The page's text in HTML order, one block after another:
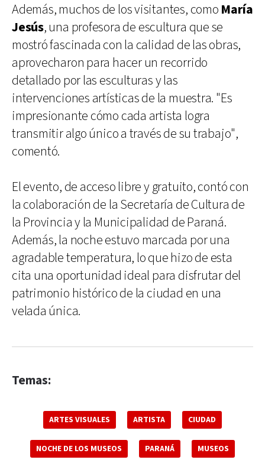
Además, muchos de los visitantes, como María
Jesús, una profesora de escultura que se
mostró fascinada con la calidad de las obras,
aprovecharon para hacer un recorrido
detallado por las esculturas y las
intervenciones artísticas de la muestra. "Es
impresionante cómo cada artista logra
transmitir algo único a través de su trabajo",
comentó.
El evento, de acceso libre y gratuito, contó con
la colaboración de la Secretaría de Cultura de
la Provincia y la Municipalidad de Paraná.
Además, la noche estuvo marcada por una
agradable temperatura, lo que hizo de esta
cita una oportunidad ideal para disfrutar del
patrimonio histórico de la ciudad en una
velada única.
Temas:
ARTES VISUALES ARTISTA CIUDAD
NOCHE DE LOS MUSEOS PARANÁ MUSEOS